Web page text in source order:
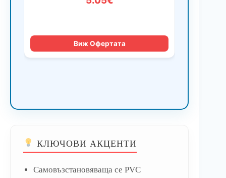
КЛЮЧОВИ АКЦЕНТИ
Самовъзстановяваща се PVC